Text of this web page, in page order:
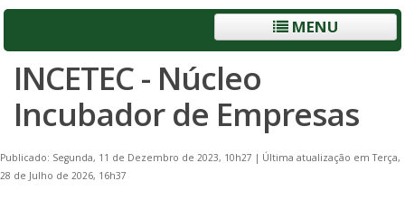
MENU
INCETEC - Núcleo
Incubador de Empresas
Publicado: Segunda, 11 de Dezembro de 2023, 10h27 | Última atualização em Terça,
28 de Julho de 2026, 16h37